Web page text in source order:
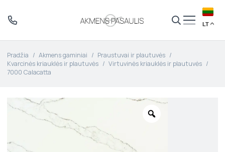
LT
Pradžia / Akmens gaminiai / Praustuvai ir plautuvės /
Kvarcinės kriauklės ir plautuvės / Virtuvinės kriauklės ir plautuvės /
7000 Calacatta